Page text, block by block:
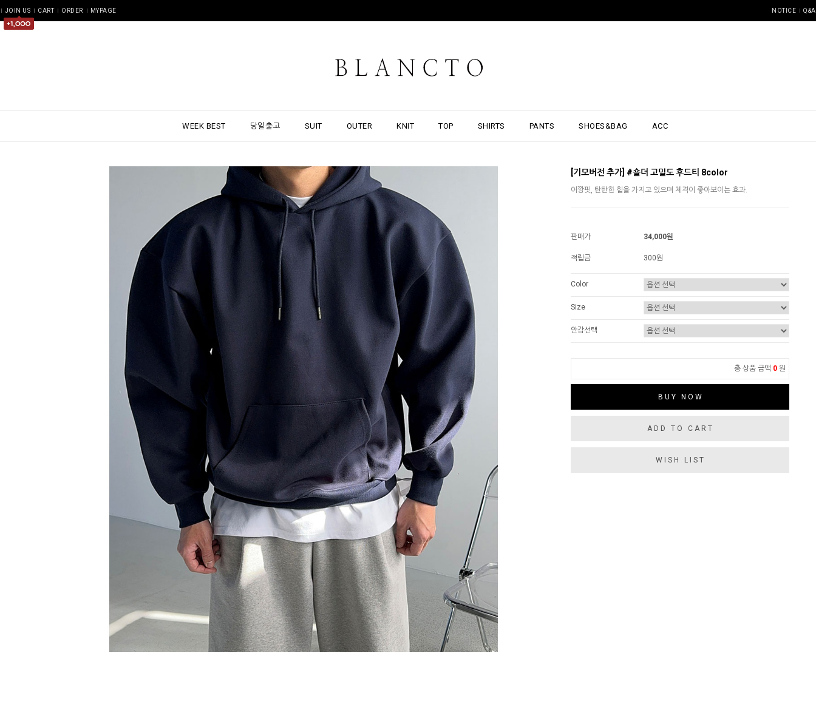
JOIN US CART ORDER MYPAGE NOTICE Q&A
WEEK BEST 당일출고 SUIT OUTER KNIT TOP SHIRTS PANTS SHOES&BAG ACC
[기모버전 추가] #숄더 고밀도 후드티 8color
어깡핏, 탄탄한 힘을 가지고 있으며 체격이 좋아보이는 효과.
판매가 34,000원
적립금 300원
Color
Size
안감선택
총 상품 금액 0 원
BUY NOW
ADD TO CART
WISH LIST